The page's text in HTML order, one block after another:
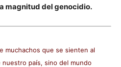
magnitud del genocidio.
muchachos que se sienten al
país, sino del mundo